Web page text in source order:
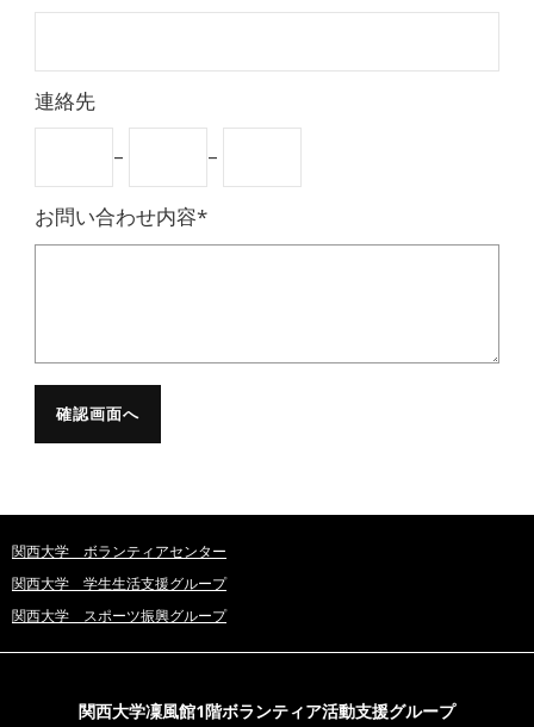
連絡先
– –
お問い合わせ内容*
関西大学 ボランティアセンター
関西大学 学生生活支援グループ
関西大学 スポーツ振興グループ
関西大学凜風館1階ボランティア活動支援グループ